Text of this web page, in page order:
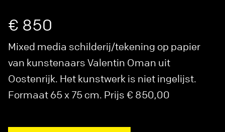
€ 850
Mixed media schilderij/tekening op papier
van kunstenaars Valentin Oman uit
Oostenrijk. Het kunstwerk is niet ingelijst.
Formaat 65 x 75 cm. Prijs € 850,00